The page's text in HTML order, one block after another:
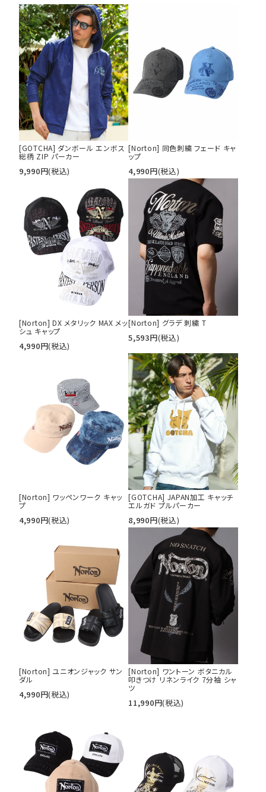
キーワードから探す
search
円 ～
カテゴリ
サイズ
L
XXXL
29inc
30inc
32inc
36inc
38inc
40inc
KIDS
tune 絞り込んで検索する
[GOTCHA] ダンボール エンボス
総柄 ZIP パーカー
9,990円(税込)
[Norton] 同色刺繍 フェード キャ
ップ
4,990円(税込)
[Norton] DX メタリック MAX メッ
シュ キャップ
4,990円(税込)
[Norton] グラデ 刺繍 T
5,593円(税込)
[Norton] ワッペンワーク キャッ
プ
4,990円(税込)
[GOTCHA] JAPAN加工 キャッチ
エルガド プルパーカー
8,990円(税込)
[Norton] ユニオンジャック サン
ダル
4,990円(税込)
[Norton] ワントーン ボタニカル
叩きつけ リネンライク 7分袖 シャ
ツ
11,990円(税込)